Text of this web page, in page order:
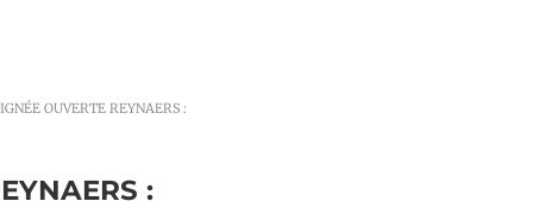
OUVERTE REYNAERS :
: